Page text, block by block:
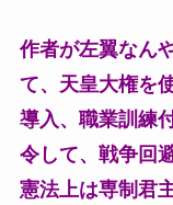
作者が左翼なん
て、天皇大権を
導入、職業訓練
令して、戦争回
憲法上は専制君